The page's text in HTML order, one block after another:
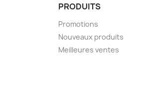
PRODUITS
Promotions
Nouveaux produits
Meilleures ventes